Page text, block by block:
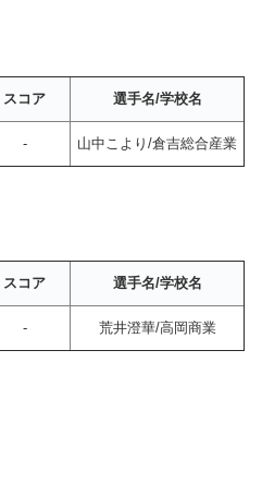
スコア 選手名/学校名
- 山中こより/倉吉総合産業
スコア 選手名/学校名
- 荒井澄華/高岡商業